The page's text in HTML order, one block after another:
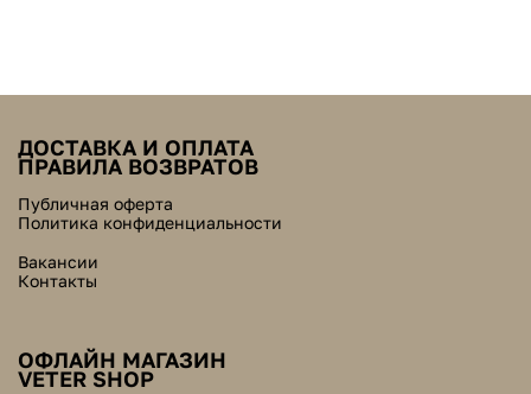
ДОСТАВКА И ОПЛАТА
ПРАВИЛА ВОЗВРАТОВ
Публичная оферта
Политика конфиденциальности
Вакансии
Контакты
ОФЛАЙН МАГАЗИН
VETER SHOP